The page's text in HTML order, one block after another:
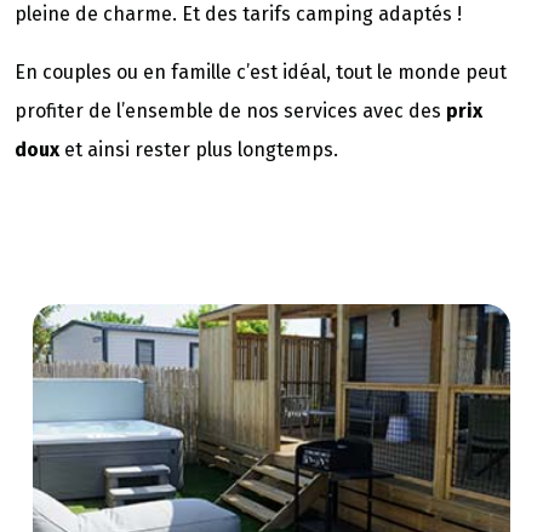
pleine de charme. Et des tarifs camping adaptés !
En couples ou en famille c’est idéal, tout le monde peut
profiter de l’ensemble de nos services avec des prix
douxet ainsi rester plus longtemps.